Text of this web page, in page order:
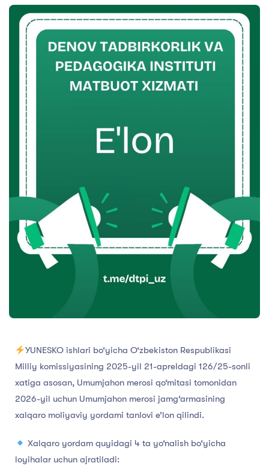
YUNESKO ishlari bo‘yicha O‘zbekiston Respublikasi
Milliy komissiyasining 2025-yil 21-apreldagi 126/25-sonli
xatiga asosan, Umumjahon merosi qo‘mitasi tomonidan
2026-yil uchun Umumjahon merosi jamg‘armasining
xalqaro moliyaviy yordami tanlovi e’lon qilindi.
Xalqaro yordam quyidagi 4 ta yo‘nalish bo‘yicha
loyihalar uchun ajratiladi: